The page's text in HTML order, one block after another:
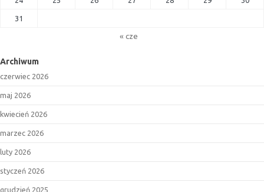
31
« cze
Archiwum
czerwiec 2026
maj 2026
kwiecień 2026
marzec 2026
luty 2026
styczeń 2026
grudzień 2025